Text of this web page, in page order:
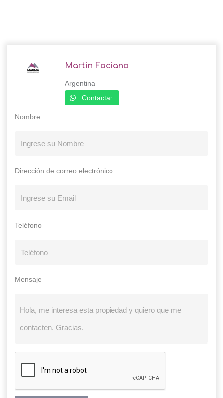
Martin Faciano
Argentina
Contactar
Nombre
Dirección de correo electrónico
Teléfono
Mensaje